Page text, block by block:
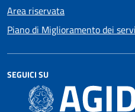
Area riservata
Piano di Miglioramento dei
SEGUICI SU